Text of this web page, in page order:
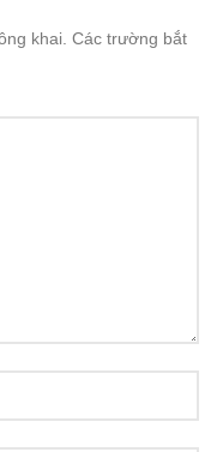
khai. Các trường bắt